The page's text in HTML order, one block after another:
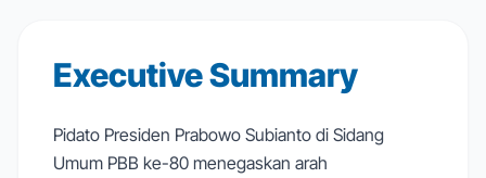
Executive Summary
Pidato Presiden Prabowo Subianto di Sidang
Umum PBB ke-80 menegaskan arah